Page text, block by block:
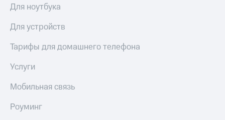
Для ноутбука
Для устройств
Тарифы для домашнего телефона
Услуги
Мобильная связь
Роуминг